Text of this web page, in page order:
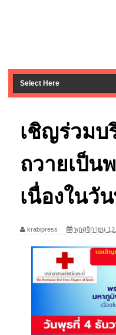
เชิญร่วมบ
ถวายเป็น
เนื่องในวั
krabipress พฤศจิกายน